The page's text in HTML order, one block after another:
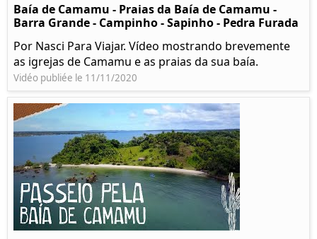
Baía de Camamu - Praias da Baía de Camamu -
Barra Grande - Campinho - Sapinho - Pedra Furada
Por Nasci Para Viajar. Vídeo mostrando brevemente
as igrejas de Camamu e as praias da sua baía.
Vidéo publiée le 11/11/2020